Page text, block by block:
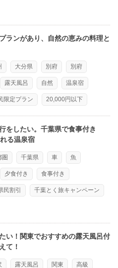
ランがあり、自然の恵みの料理と
大分県 別府 別府
露天風呂 自然 温泉宿
限定プラン 20,000円以下
をしたい。千葉県で食事付き
る温泉宿
圏 千葉県 車 魚
夕食付き 食事付き
民割引 千葉とく旅キャンペーン
い！関東でおすすめの露天風呂付
て！
露天風呂 関東 高級